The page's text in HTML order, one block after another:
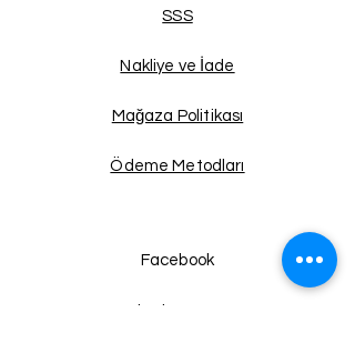
SSS
Nakliye ve İade
Mağaza Politikası
Ödeme Metodları
Facebook
Instagram